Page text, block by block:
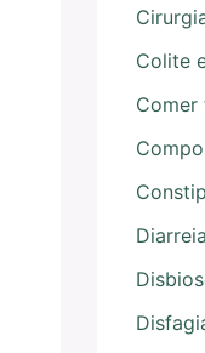
Colite
Comer
Diarreia